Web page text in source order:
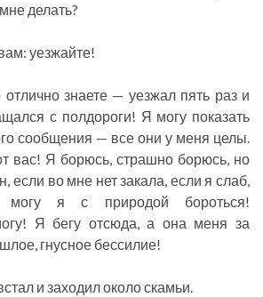
делать?
уезжайте!
знаете — уезжал пять раз и
с полдороги! Я могу показать
сообщения — все они у меня целы.
вас! Я борюсь, страшно борюсь, но
если во мне нет закала, если я слаб,
я с природой бороться!
Я бегу отсюда, а она меня за
гнусное бессилие!
и заходил около скамьи.